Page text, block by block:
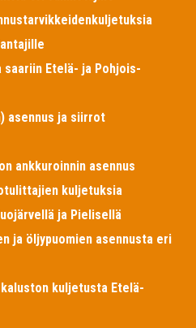
Etelä- ja Pohjois-
asennus ja siirrot
ankkuroinnin asennus
kuljetuksia
ja Pielisellä
ja öljypuomien asennusta eri
kuljetusta Etelä-